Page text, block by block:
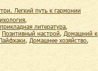
Легкий путь к гармонии
литература
позитивный настрой домашний
лайфхаки домашнее хозяйство